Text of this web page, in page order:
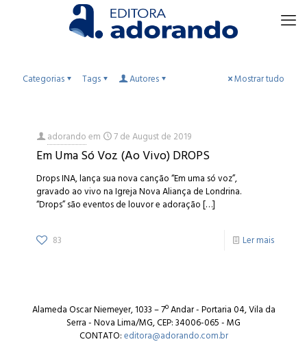
Categorias Tags Autores Mostrar tudo
adorandoem 7 de August de 2019
Em Uma Só Voz (Ao Vivo) DROPS
Drops INA, lança sua nova canção “Em uma só voz”,
gravado ao vivo na Igreja Nova Aliança de Londrina.
“Drops” são eventos de louvor e adoração[…]
83 Ler mais
Alameda Oscar Niemeyer, 1033 – 7º Andar - Portaria 04, Vila da
Serra - Nova Lima/MG, CEP: 34006-065 - MG
CONTATO:editora@adorando.com.br